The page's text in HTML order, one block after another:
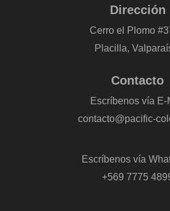
Dirección
Cerro el Plomo
Placilla,
Contacto
Escríbenos vía E-
contacto@pacific-
Escríbenos vía
+569 7775